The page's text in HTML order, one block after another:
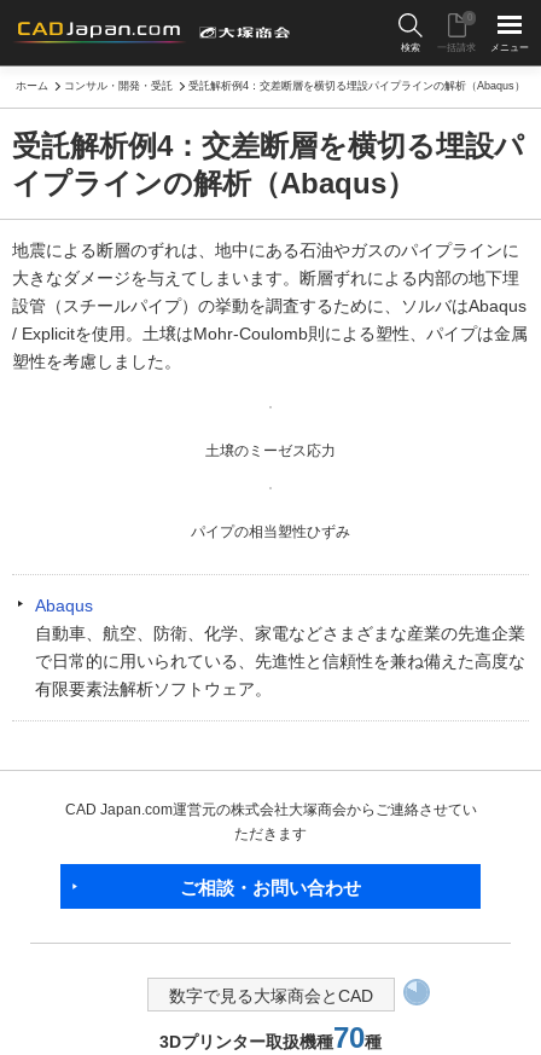
検索 一括請求
0
メニュー
ホーム コンサル・開発・受託 受託解析例4：交差断層を横切る埋設パイプラインの解析（Abaqus）
受託解析例4：交差断層を横切る埋設パ
イプラインの解析（Abaqus）
地震による断層のずれは、地中にある石油やガスのパイプラインに
大きなダメージを与えてしまいます。断層ずれによる内部の地下埋
設管（スチールパイプ）の挙動を調査するために、ソルバはAbaqus
/ Explicitを使用。土壌はMohr-Coulomb則による塑性、パイプは金属
塑性を考慮しました。
土壌のミーゼス応力
パイプの相当塑性ひずみ
Abaqus
自動車、航空、防衛、化学、家電などさまざまな産業の先進企業
で日常的に用いられている、先進性と信頼性を兼ね備えた高度な
有限要素法解析ソフトウェア。
CAD Japan.com運営元の株式会社大塚商会からご連絡させてい
ただきます
ご相談・お問い合わせ
数字で見る大塚商会とCAD
3Dプリンター取扱機種70種